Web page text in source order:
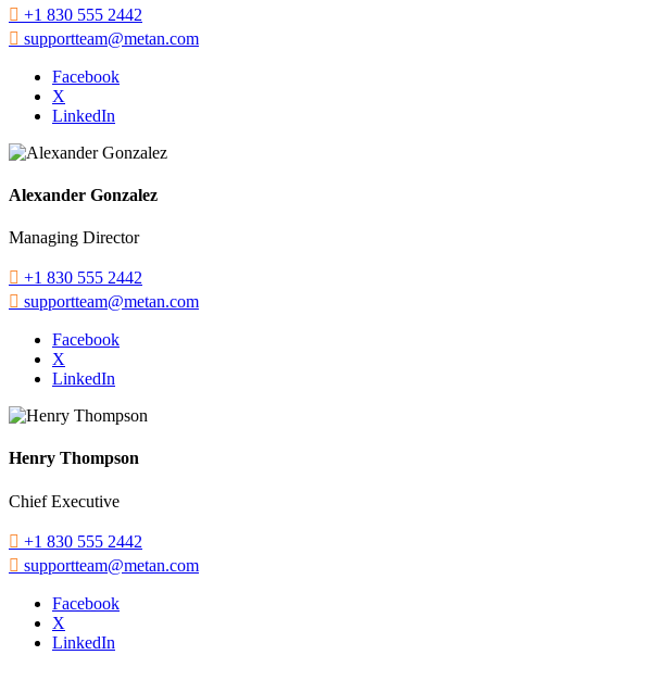
 +1 830 555 2442
 supportteam@metan.com
Facebook
X
LinkedIn
Alexander Gonzalez
Managing Director
 +1 830 555 2442
 supportteam@metan.com
Facebook
X
LinkedIn
Henry Thompson
Chief Executive
 +1 830 555 2442
 supportteam@metan.com
Facebook
X
LinkedIn